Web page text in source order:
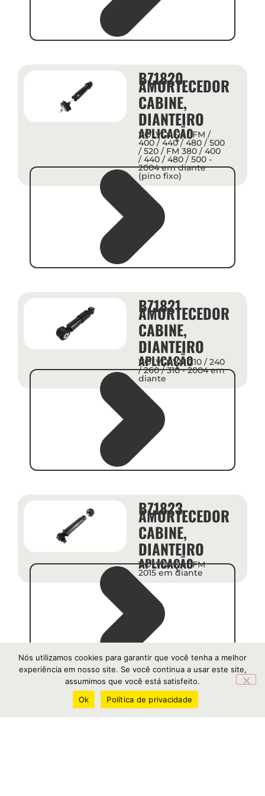
BZ1820
AMORTECEDOR
CABINE,
DIANTEIRO
APLICAÇÃO
VOLVO: FH / FM /
400 / 440 / 480 / 500
/ 520 / FM 380 / 400
/ 440 / 480 / 500 -
2004 em diante
(pino fixo)
BZ1821
AMORTECEDOR
CABINE,
DIANTEIRO
APLICAÇÃO
VOLVO: VM 210 / 240
/ 260 / 310 - 2004 em
diante
BZ1823
AMORTECEDOR
CABINE,
DIANTEIRO
APLICAÇÃO
VOLVO: FH / FM
2015 em diante
BZ1906
AMORTECEDOR
Nós utilizamos cookies para garantir que você tenha a melhor
experiência em nosso site. Se você continua a usar este site,
assumimos que você está satisfeito.
Ok
Política de privacidade